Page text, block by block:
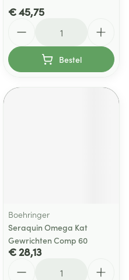
€ 45,75
Bestel
Boehringer
Seraquin Omega Kat
Gewrichten Comp 60
€ 28,13